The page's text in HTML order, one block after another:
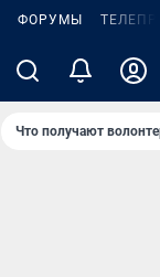
ФОРУМЫ
Что получают